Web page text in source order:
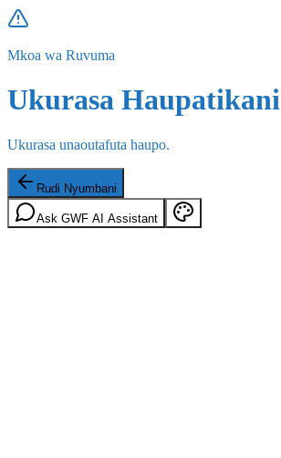
Mkoa wa Ruvuma
Ukurasa Haupatikani
Ukurasa unaoutafuta haupo.
Rudi Nyumbani
Ask GWF AI Assistant